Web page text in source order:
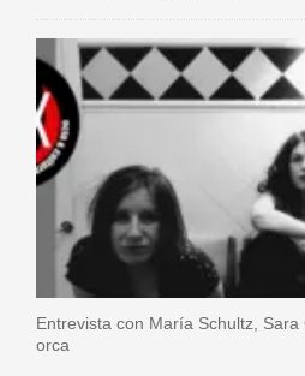
Entrevista con María Schultz,
orca